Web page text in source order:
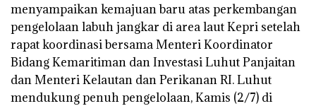
menyampaikan kemajuan baru atas perkembangan
pengelolaan labuh jangkar di area laut Kepri setelah
rapat koordinasi bersama Menteri Koordinator
Bidang Kemaritiman dan Investasi Luhut Panjaitan
dan Menteri Kelautan dan Perikanan RI. Luhut
mendukung penuh pengelolaan, Kamis (2/7) di